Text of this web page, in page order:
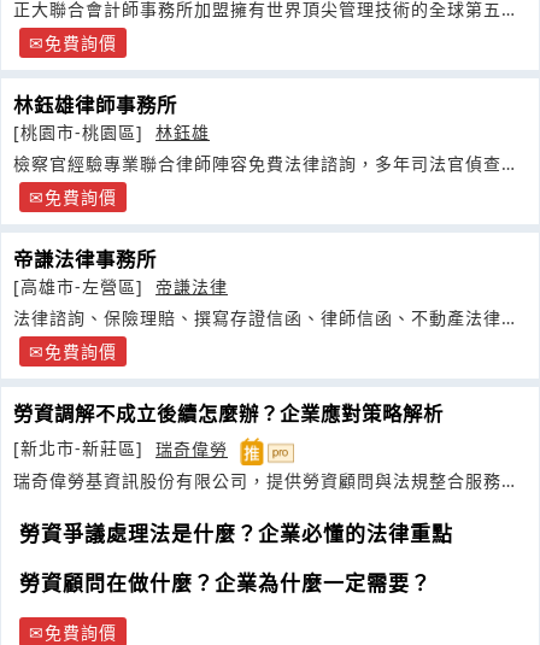
正大聯合會計師事務所加盟擁有世界頂尖管理技術的全球第五大
會計師集團
免費詢價
林鈺雄律師事務所
[桃園市-桃園區]
林鈺雄
檢察官經驗專業聯合律師陣容免費法律諮詢，多年司法官偵查、
審理實務
免費詢價
帝謙法律事務所
[高雄市-左營區]
帝謙法律
法律諮詢、保險理賠、撰寫存證信函、律師信函、不動產法律、
遺產繼承規劃
免費詢價
勞資調解不成立後續怎麼辦？企業應對策略解析
[新北市-新莊區]
瑞奇偉勞
瑞奇偉勞基資訊股份有限公司，提供勞資顧問與法規整合服務，
勞資爭議處理法是什麼？企業必懂的法律重點
勞資顧問在做什麼？企業為什麼一定需要？
免費詢價